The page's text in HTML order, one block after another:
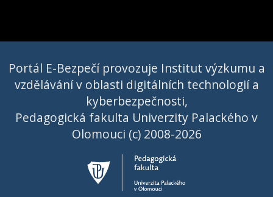
Portál E-Bezpečí provozuje Institut výzkumu a
vzdělávání v oblasti digitálních technologií a
kyberbezpečnosti,
Pedagogická fakulta Univerzity Palackého v
Olomouci (c) 2008-2026